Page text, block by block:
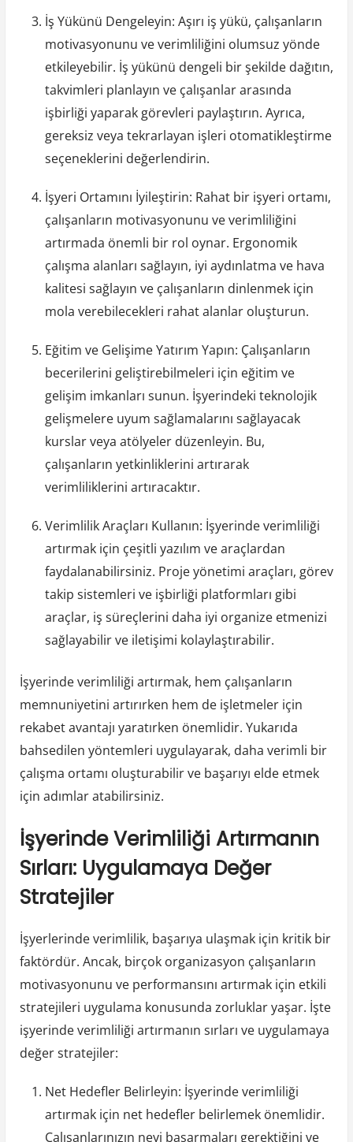
İş Yükünü Dengeleyin: Aşırı iş yükü, çalışanların
motivasyonunu ve verimliliğini olumsuz yönde
etkileyebilir. İş yükünü dengeli bir şekilde dağıtın,
takvimleri planlayın ve çalışanlar arasında
işbirliği yaparak görevleri paylaştırın. Ayrıca,
gereksiz veya tekrarlayan işleri otomatikleştirme
seçeneklerini değerlendirin.
İşyeri Ortamını İyileştirin: Rahat bir işyeri ortamı,
çalışanların motivasyonunu ve verimliliğini
artırmada önemli bir rol oynar. Ergonomik
çalışma alanları sağlayın, iyi aydınlatma ve hava
kalitesi sağlayın ve çalışanların dinlenmek için
mola verebilecekleri rahat alanlar oluşturun.
Eğitim ve Gelişime Yatırım Yapın: Çalışanların
becerilerini geliştirebilmeleri için eğitim ve
gelişim imkanları sunun. İşyerindeki teknolojik
gelişmelere uyum sağlamalarını sağlayacak
kurslar veya atölyeler düzenleyin. Bu,
çalışanların yetkinliklerini artırarak
verimliliklerini artıracaktır.
Verimlilik Araçları Kullanın: İşyerinde verimliliği
artırmak için çeşitli yazılım ve araçlardan
faydalanabilirsiniz. Proje yönetimi araçları, görev
takip sistemleri ve işbirliği platformları gibi
araçlar, iş süreçlerini daha iyi organize etmenizi
sağlayabilir ve iletişimi kolaylaştırabilir.
İşyerinde verimliliği artırmak, hem çalışanların
memnuniyetini artırırken hem de işletmeler için
rekabet avantajı yaratırken önemlidir. Yukarıda
bahsedilen yöntemleri uygulayarak, daha verimli bir
çalışma ortamı oluşturabilir ve başarıyı elde etmek
için adımlar atabilirsiniz.
İşyerinde Verimliliği Artırmanın
Sırları: Uygulamaya Değer
Stratejiler
İşyerlerinde verimlilik, başarıya ulaşmak için kritik bir
faktördür. Ancak, birçok organizasyon çalışanların
motivasyonunu ve performansını artırmak için etkili
stratejileri uygulama konusunda zorluklar yaşar. İşte
işyerinde verimliliği artırmanın sırları ve uygulamaya
değer stratejiler:
Net Hedefler Belirleyin: İşyerinde verimliliği
artırmak için net hedefler belirlemek önemlidir.
Çalışanlarınızın neyi başarmaları gerektiğini ve